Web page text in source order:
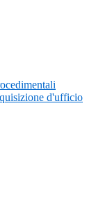
d'ufficio